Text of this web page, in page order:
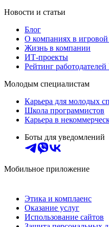
Новости и статьи
Блог
О компаниях в
Жизнь в компании
ИТ-проекты
Рейтинг работодателей
Молодым специалистам
Карьера для молодых
Школа программистов
Карьера в
Боты для уведомлений
Мобильное приложение
Этика и комплаенс
Оказание услуг
Использование сайтов